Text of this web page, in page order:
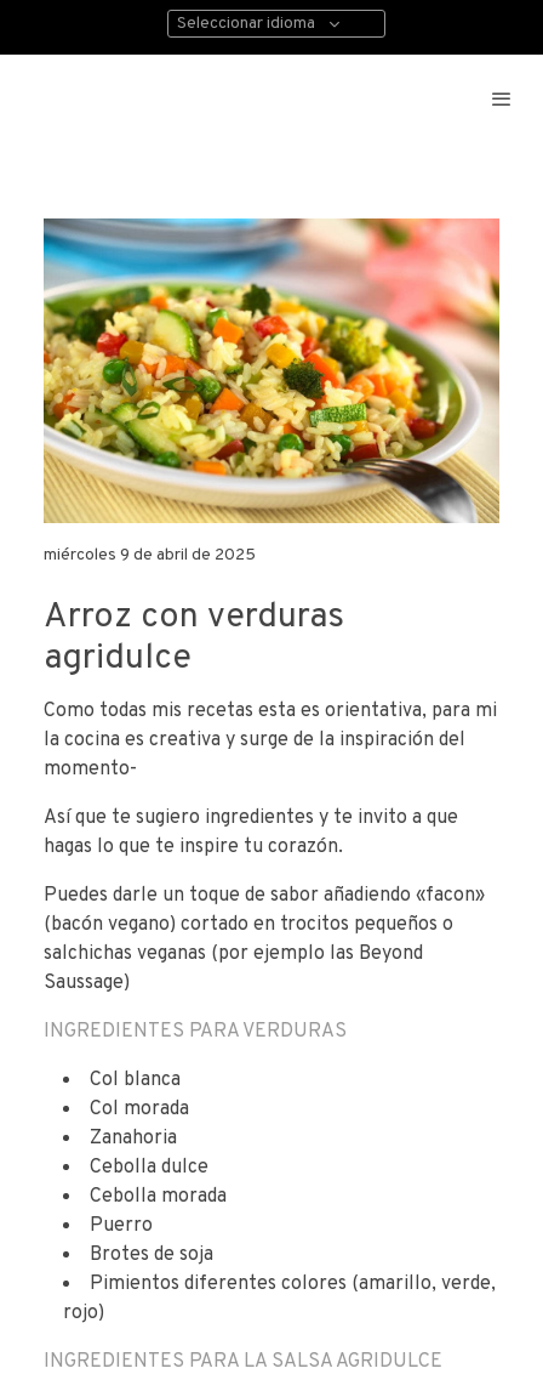
Seleccionar idioma
miércoles 9 de abril de 2025
Arroz con verduras
agridulce
Como todas mis recetas esta es orientativa, para mi
la cocina es creativa y surge de la inspiración del
momento-
Así que te sugiero ingredientes y te invito a que
hagas lo que te inspire tu corazón.
Puedes darle un toque de sabor añadiendo «facon»
(bacón vegano) cortado en trocitos pequeños o
salchichas veganas (por ejemplo las Beyond
Saussage)
INGREDIENTES PARA VERDURAS
Col blanca
Col morada
Zanahoria
Cebolla dulce
Cebolla morada
Puerro
Brotes de soja
Pimientos diferentes colores (amarillo, verde,
rojo)
INGREDIENTES PARA LA SALSA AGRIDULCE